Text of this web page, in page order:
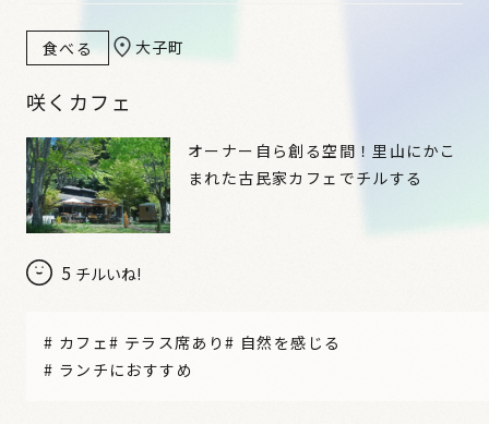
食べる 大子町
咲くカフェ
5 チルいね!
オーナー自ら創る空間！里山にかこ
まれた古民家カフェでチルする
# カフェ# テラス席あり# 自然を感じる
# ランチにおすすめ